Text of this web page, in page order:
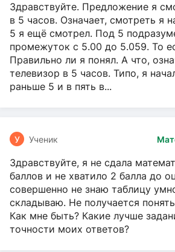
Здравствуйте. Предложение я
в 5 часов. Означает, смотреть я
5 я ещё смотрел. Под 5
промежуток с 5.00 до 5.059. То
Правильно ли я понял. А что,
телевизор в 5 часов. Типо, я
раньше 5 и в пять в...
У Ученик
Здравствуйте, я не сдала
баллов и не хватило 2 балла до
совершенно не знаю таблицу
складываю. Не получается
Как мне быть? Какие лучше
точности моих ответов?